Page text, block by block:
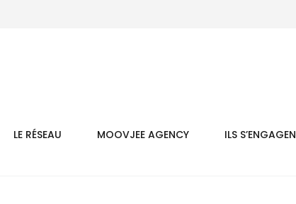
LE RÉSEAU MOOVJEE AGENCY ILS